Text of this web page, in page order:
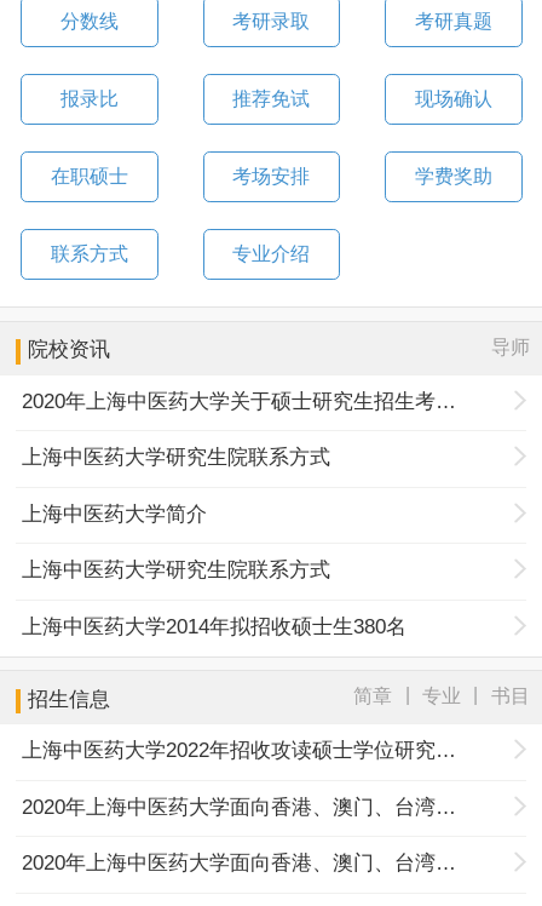
分数线 考研录取 考研真题
报录比 推荐免试 现场确认
在职硕士 考场安排 学费奖助
联系方式 专业介绍
院校资讯 导师
2020年上海中医药大学关于硕士研究生招生考试初试成绩查询及申请复核通知
上海中医药大学研究生院联系方式
上海中医药大学简介
上海中医药大学研究生院联系方式
上海中医药大学2014年拟招收硕士生380名
招生信息 简章 专业 书目
上海中医药大学2022年招收攻读硕士学位研究生章程
2020年上海中医药大学面向香港、澳门、台湾地区招收研究生网络远程考核工作的通知
2020年上海中医药大学面向香港、澳门、台湾地区招收研究生考试及录取工作办法